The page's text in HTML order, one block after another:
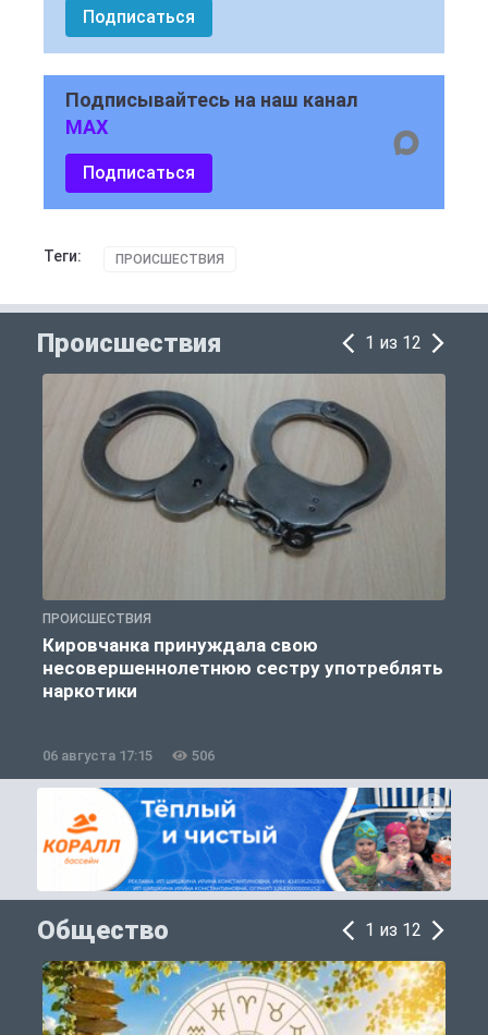
Подписаться
Подписывайтесь на наш канал
MAX
Подписаться
Теги: ПРОИСШЕСТВИЯ
Происшествия 1 из 12
ПРОИСШЕСТВИЯ
Кировчанка принуждала свою
несовершеннолетнюю сестру употреблять
наркотики
06 августа 17:15 506
Общество 1 из 12